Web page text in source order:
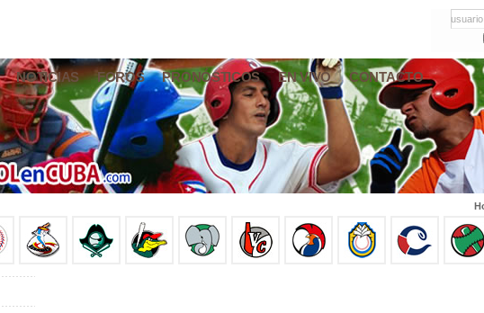
NOTICIAS FOROS PRONÓSTICOS EN VIVO CONTACTO